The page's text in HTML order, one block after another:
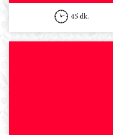
45 dk.